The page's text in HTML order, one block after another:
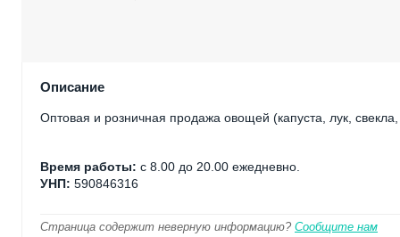
Описание
Оптовая и розничная продажа овощей (капуста, лук,
Время работы: с 8.00 до 20.00 ежедневно.
УНП: 590846316
Страница содержит неверную информацию? Сообщите нам